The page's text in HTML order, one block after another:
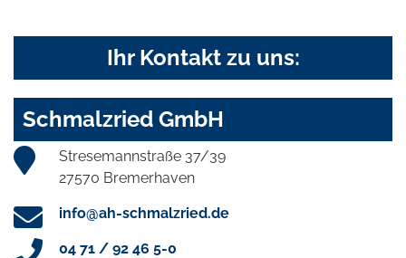
Ihr Kontakt zu uns:
Schmalzried GmbH
Stresemannstraße 37/39
27570 Bremerhaven
info@ah-schmalzried.de
04 71 / 92 46 5-0